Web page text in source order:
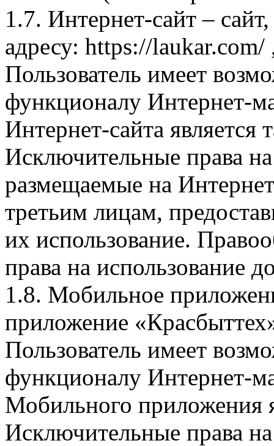
1.7. Интернет-сайт –
адресу: https://laukar.com/
Пользователь имеет
функционалу Интернет-
Интернет-сайта
Исключительные права
размещаемые на
третьим лицам,
их использование.
права на использование
1.8. Мобильное
приложение
Пользователь имеет
функционалу Интернет-
Мобильного приложения
Исключительные права